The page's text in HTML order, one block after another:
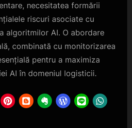
necesitatea formării
riscuri asociate cu
algoritmilor AI. O abordare
combinată cu monitorizarea
pentru a maximiza
AI în domeniul logisticii.